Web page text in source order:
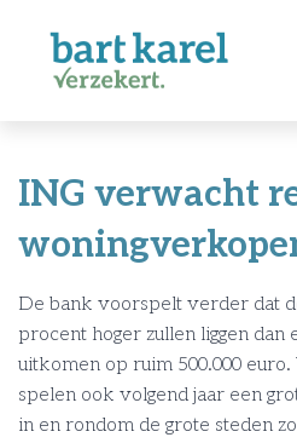
ING verwacht
De bank voorspelt verder dat
procent hoger zullen liggen dan
uitkomen op ruim 500.000
spelen ook volgend jaar een
in en rondom de grote steden